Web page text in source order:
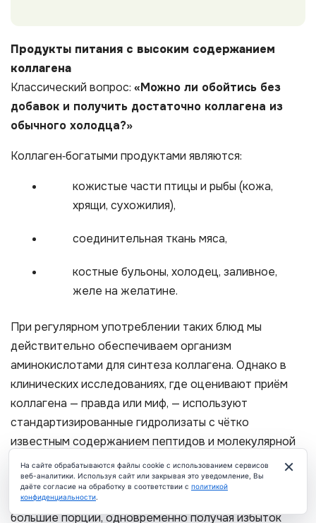
Продукты питания с высоким содержанием
коллагена
Классический вопрос: «Можно ли обойтись без
добавок и получить достаточно коллагена из
обычного холодца?»
Коллаген‑богатыми продуктами являются:
кожистые части птицы и рыбы (кожа,
хрящи, сухожилия),
соединительная ткань мяса,
костные бульоны, холодец, заливное,
желе на желатине.
При регулярном употреблении таких блюд мы
действительно обеспечиваем организм
аминокислотами для синтеза коллагена. Однако в
клинических исследованиях, где оценивают приём
коллагена — правда или миф, — используют
стандартизированные гидролизаты с чётко
известным содержанием пептидов и молекулярной
массой. Чтобы воспроизвести типичную дозу 5–10 г
гидролизованного коллагена только за счёт
холодца, придётся ежедневно съедать довольно
большие порции, одновременно получая избыток
×
На сайте обрабатываются файлы cookie с использованием сервисов
веб-аналитики. Используя сайт или закрывая это уведомление, Вы
даёте согласие на обработку в соответствии с политикой
конфиденциальности.